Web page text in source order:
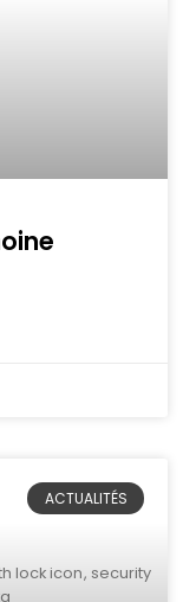
ACTUALITÉS